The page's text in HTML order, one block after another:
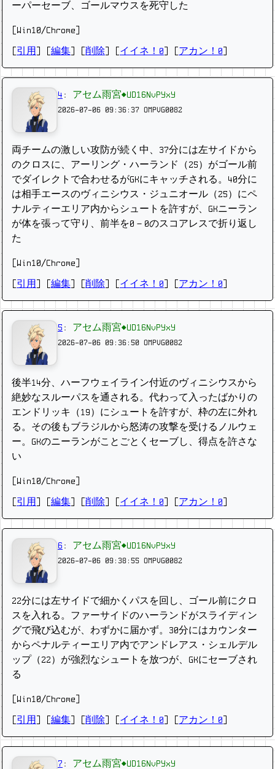
ーパーセーブ、ゴールマウスを死守した
[Win10/Chrome]
引用 編集 削除 イイネ！0 アカン！0
4 : アセム雨宮◆UD16NvPYxY
2026-07-06 09:36:37 OMPVG0082
両チームの激しい攻防が続く中、37分には左サイドから
のクロスに、アーリング・ハーランド（25）がゴール前
でダイレクトで合わせるがGKにキャッチされる。40分に
は相手エースのヴィニシウス・ジュニオール（25）にペ
ナルティーエリア内からシュートを許すが、GKニーラン
が体を張って守り、前半を0－0のスコアレスで折り返し
た
[Win10/Chrome]
引用 編集 削除 イイネ！0 アカン！0
5 : アセム雨宮◆UD16NvPYxY
2026-07-06 09:36:50 OMPVG0082
後半14分、ハーフウェイライン付近のヴィニシウスから
絶妙なスルーパスを通される。代わって入ったばかりの
エンドリッキ（19）にシュートを許すが、枠の左に外れ
る。その後もブラジルから怒涛の攻撃を受けるノルウェ
ー。GKのニーランがことごとくセーブし、得点を許さな
い
[Win10/Chrome]
引用 編集 削除 イイネ！0 アカン！0
6 : アセム雨宮◆UD16NvPYxY
2026-07-06 09:38:55 OMPVG0082
22分には左サイドで細かくパスを回し、ゴール前にクロ
スを入れる。ファーサイドのハーランドがスライディン
グで飛び込むが、わずかに届かず。30分にはカウンター
からペナルティーエリア内でアンドレアス・シェルデル
ップ（22）が強烈なシュートを放つが、GKにセーブされ
る
[Win10/Chrome]
引用 編集 削除 イイネ！0 アカン！0
7 : アセム雨宮◆UD16NvPYxY